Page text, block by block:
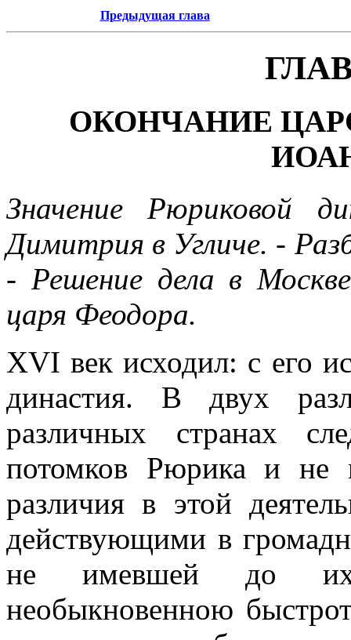
Предыдущая глава
ОКОНЧАНИЕ
Значение Рюриковой
Димитрия в Угличе. -
- Решение дела в
царя Феодора.
XVI век исходил: с его
династия. В двух
различных странах
потомков Рюрика и не
различия в этой
действующими в
не имевшей до их
необыкновенною